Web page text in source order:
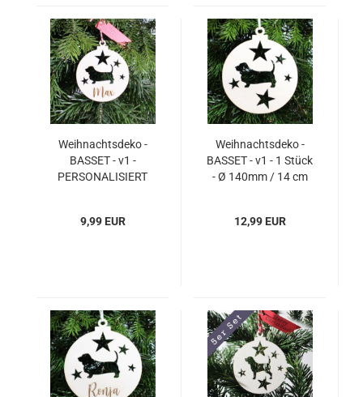
Weihnachtsdeko -
BASSET - v1 -
PERSONALISIERT
9,99 EUR
Weihnachtsdeko -
BASSET - v1 - 1 Stück
- Ø 140mm / 14 cm
12,99 EUR